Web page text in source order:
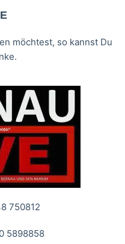
möchtest, so kannst Du
750812
5898858